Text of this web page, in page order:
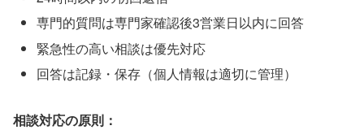
専門的質問は専門家確認後3営業日以内に回答
緊急性の高い相談は優先対応
回答は記録・保存（個人情報は適切に管理）
相談対応の原則：